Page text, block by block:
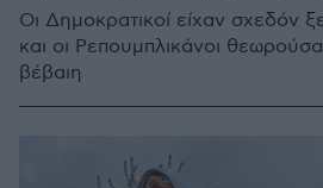
Οι Δημοκρατικοί είχαν σχεδόν
και οι Ρεπουμπλικάνοι
βέβαιη